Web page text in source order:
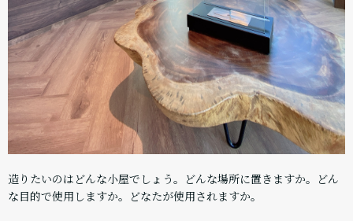
造りたいのはどんな小屋でしょう。どんな場所に置きますか。どん
な目的で使用しますか。どなたが使用されますか。